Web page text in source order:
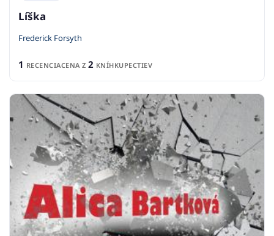
Líška
Frederick Forsyth
1 RECENCIACENA Z 2 KNÍHKUPECTIEV